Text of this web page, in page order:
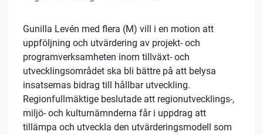
Gunilla Levén med flera (M) vill i en motion att
uppföljning och utvärdering av projekt- och
programverksamheten inom tillväxt- och
utvecklingsområdet ska bli bättre på att belysa
insatsernas bidrag till hållbar utveckling.
Regionfullmäktige beslutade att regionutvecklings-,
miljö- och kulturnämnderna får i uppdrag att
tillämpa och utveckla den utvärderingsmodell som